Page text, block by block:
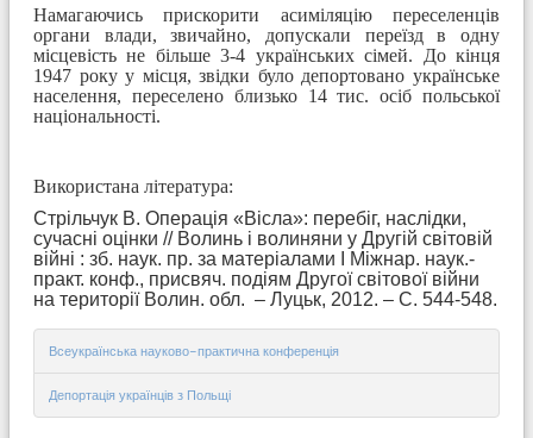
Намагаючись прискорити асиміляцію переселенців
органи влади, звичайно, допускали переїзд в одну
місцевість не більше 3-4 українських сімей. До кінця
1947 року у місця, звідки було депортовано українське
населення, переселено близько 14 тис. осіб польської
національності.
Використана література:
Стрільчук В. Операція «Вісла»: перебіг, наслідки,
сучасні оцінки // Волинь і волиняни у Другій світовій
війні : зб. наук. пр. за матеріалами І Міжнар. наук.-
практ. конф., присвяч. подіям Другої світової війни
на території Волин. обл. – Луцьк, 2012. – С. 544-548.
Всеукраїнська науково-практична конференція
Депортація українців з Польщі